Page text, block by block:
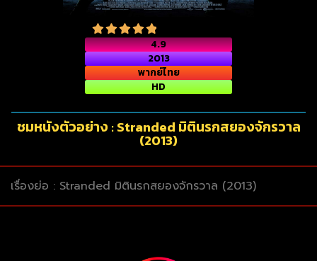
4.9
2013
พากย์ไทย
HD
ชมหนังตัวอย่าง : Stranded มิตินรกสยองจักรวาล
(2013)
เรื่องย่อ : Stranded มิตินรกสยองจักรวาล (2013)